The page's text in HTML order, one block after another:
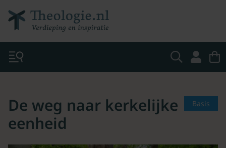
Basis
De weg naar kerkelijke
eenheid